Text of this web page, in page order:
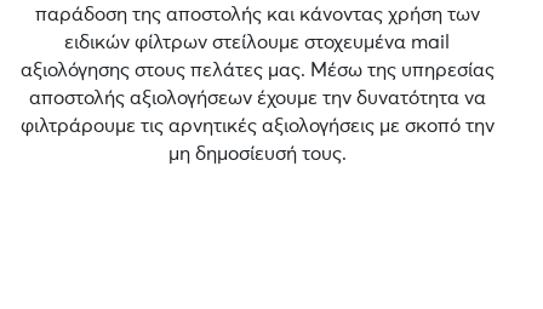
παράδοση της αποστολής και κάνοντας χρήση των
ειδικών φίλτρων στείλουμε στοχευμένα mail
αξιολόγησης στους πελάτες μας. Μέσω της υπηρεσίας
αποστολής αξιολογήσεων έχουμε την δυνατότητα να
φιλτράρουμε τις αρνητικές αξιολογήσεις με σκοπό την
μη δημοσίευσή τους.